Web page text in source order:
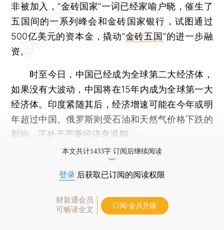
非被加入，“金砖国家”一词已经家喻户晓，催生了
五国间的一系列峰会和金砖国家银行，试图通过
500亿美元的资本金，撬动“金砖五国”的进一步融
资。
时至今日，中国已经成为全球第二大经济体，
如果没有大波动，中国将在15年内成为全球第一大
经济体。印度紧随其后，经济增速可能在今年或明
年超过中国。俄罗斯则受石油和天然气价格下跌的
影响，正处于严重经济衰退期。
本文共计1433字 订阅后继续阅读
登录 后获取已订阅的阅读权限
财新通会员
可畅读全文
订阅/会员升级